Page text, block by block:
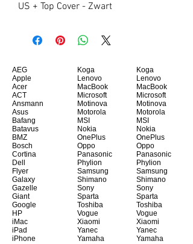
US + Top Cover - Zwart
AEG
Apple
Acer
ACT
Ansmann
Asus
Bafang
Batavus
BMZ
Bosch
Cortina
Dell
Flyer
Galaxy
Gazelle
Giant
Google
HP
iMac
iPad
iPhone
Koga
Lenovo
MacBook
Microsoft
Motinova
Motorola
MSI
Nokia
OnePlus
Oppo
Panasonic
Phylion
Samsung
Shimano
Sony
Sparta
Toshiba
Vogue
Xiaomi
Yanec
Yamaha
Koga
Lenovo
MacBook
Microsoft
Motinova
Motorola
MSI
Nokia
OnePlus
Oppo
Panasonic
Phylion
Samsung
Shimano
Sony
Sparta
Toshiba
Vogue
Xiaomi
Yanec
Yamaha